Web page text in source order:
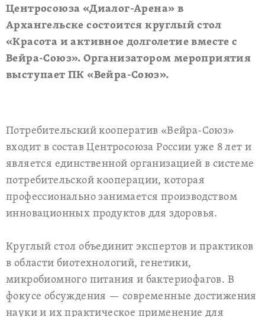
Центросоюза «Диалог-Арена» в
Архангельске состоится круглый стол
«Красота и активное долголетие вместе с
Вейра-Союз». Организатором мероприятия
выступает ПК «Вейра-Союз».
Потребительский кооператив «Вейра-Союз»
входит в состав Центросоюза России уже 8 лет и
является единственной организацией в системе
потребительской кооперации, которая
профессионально занимается производством
инновационных продуктов для здоровья.
Круглый стол объединит экспертов и практиков
в области биотехнологий, генетики,
микробиомного питания и бактериофагов. В
фокусе обсуждения — современные достижения
науки и их практическое применение для